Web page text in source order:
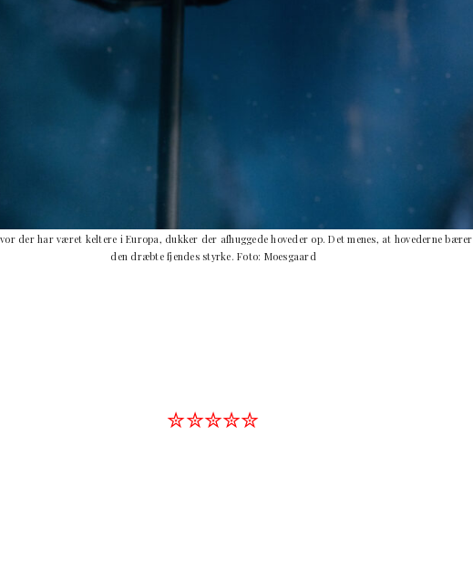
der har været keltere i Europa, dukker der afhuggede hoveder op. Det menes, at hovederne bærer
den dræbte fjendes styrke. Foto: Moesgaard
✮✮✮✮✮